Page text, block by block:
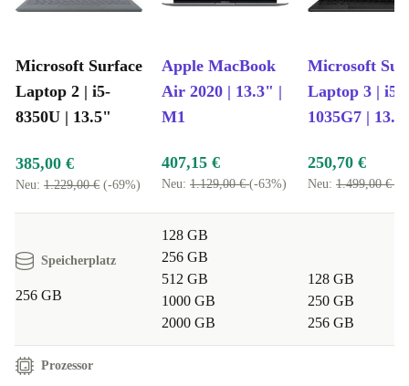
Microsoft Surface
Laptop 2 | i5-
8350U | 13.5"
Apple MacBook
Air 2020 | 13.3" |
M1
Microsoft
Laptop 3 | i5-
1035G7 |
385,00 €
Neu: 1.229,00 € (-69%)
407,15 €
Neu: 1.129,00 €(-63%)
250,70 €
Neu: 1.499,00 €
Speicherplatz
256 GB
128 GB
256 GB
512 GB
1000 GB
2000 GB
128 GB
250 GB
256 GB
Prozessor